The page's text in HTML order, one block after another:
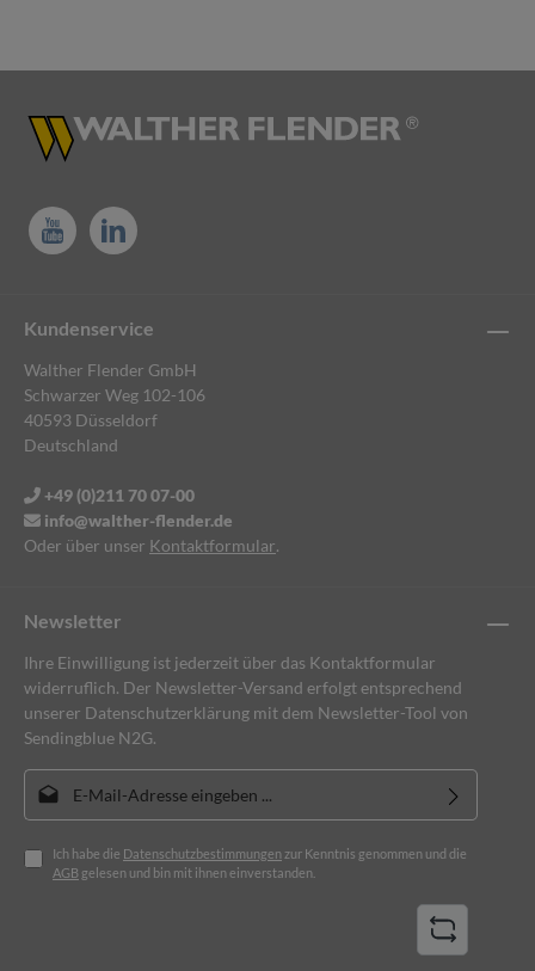
Newsletter
Ihre Einwilligung ist jederzeit über das Kontaktformular
widerruflich. Der Newsletter-Versand erfolgt entsprechend
unserer Datenschutzerklärung mit dem Newsletter-Tool von
Sendingblue N2G.
E-Mail-Adresse*
Ich habe die Datenschutzbestimmungen zur Kenntnis genommen und die
AGB gelesen und bin mit ihnen einverstanden.
Kundenservice
Walther Flender GmbH
Schwarzer Weg 102-106
40593 Düsseldorf
Deutschland
+49 (0)211 70 07-00
info@walther-flender.de
Oder über unser Kontaktformular.